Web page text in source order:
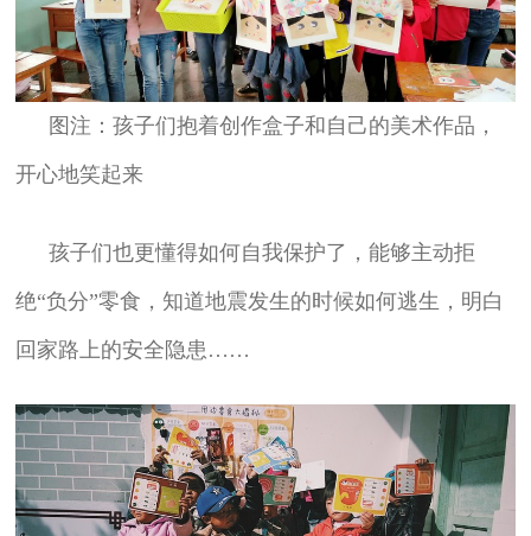
图注：孩子们抱着创作盒子和自己的美术作品，
开心地笑起来
孩子们也更懂得如何自我保护了，能够主动拒
绝“负分”零食，知道地震发生的时候如何逃生，明白
回家路上的安全隐患……